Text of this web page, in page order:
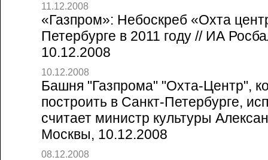
11.12.2008
«Газпром»: Небоскреб «Охта
Петербурге в 2011 году // ИА
10.12.2008
10.12.2008
Башня "Газпрома" "Охта-Центр",
построить в Санкт-Петербурге,
считает министр культуры
Москвы, 10.12.2008
08.12.2008